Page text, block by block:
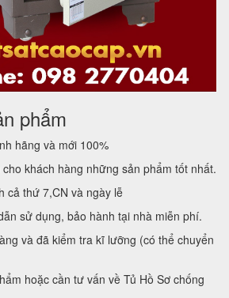
phẩm
hãng và mới 100%
khách hàng những sản phẩm tốt nhất.
cả thứ 7,CN và ngày lễ
sử dụng, bảo hành tại nhà miễn phí.
và đã kiểm tra kĩ lưỡng (có thể chuyển
hoặc cần tư vấn về Tủ Hồ Sơ chống